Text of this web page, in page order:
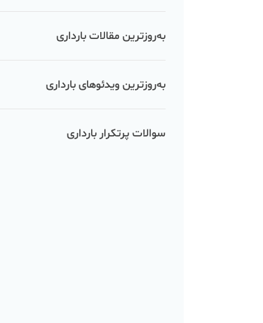
به‌روزترین مقالات بارداری
به‌روزترین ویدئوهای بارداری
سوالات پرتکرار بارداری